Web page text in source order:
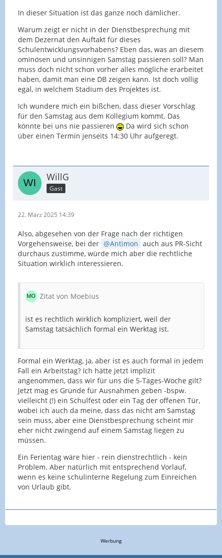
In dieser Situation ist das ganze noch dämlicher.
Warum zeigt er nicht in der Dienstbesprechung mit
dem Dezernat den Auftakt für dieses
Schulentwicklungsvorhabens? Eben das, was an diesem
ominösen und unsinnigen Samstag passieren soll? Man
muss doch nicht schon vorher alles mögliche erarbeitet
haben, damit man eine DB zeigen kann. Ist doch völlig
egal, in welchem Stadium des Projektes ist.
Ich wundere mich ein bißchen, dass dieser Vorschlag
für den Samstag aus dem Kollegium kommt. Das
könnte bei uns nie passieren
Da wird sich schon
über einen Termin jenseits 14:30 Uhr aufgeregt.
WillG
Gast
22. März 2025 14:39
Also, abgesehen von der Frage nach der richtigen
Vorgehensweise, bei der
Antimon auch aus PR-Sicht
durchaus zustimme, würde mich aber die rechtliche
Situation wirklich interessieren.
Zitat von Moebius
ist es rechtlich wirklich kompliziert, weil der
Samstag tatsächlich formal ein Werktag ist.
Formal ein Werktag, ja, aber ist es auch formal in jedem
Fall ein Arbeitstag? Ich hätte jetzt implizit
angenommen, dass wir für uns die 5-Tages-Woche gilt?
Jetzt mag es Gründe für Ausnahmen geben -bspw.
vielleicht (!) ein Schulfest oder ein Tag der offenen Tür,
wobei ich auch da meine, dass das nicht am Samstag
sein muss, aber eine Dienstbesprechung scheint mir
eher nicht zwingend auf einem Samstag liegen zu
müssen.
Ein Ferientag wäre hier - rein dienstrechtlich - kein
Problem. Aber natürlich mit entsprechend Vorlauf,
wenn es keine schulinterne Regelung zum Einreichen
von Urlaub gibt.
Werbung